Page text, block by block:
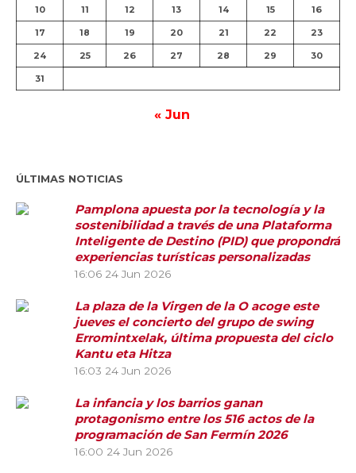
10 11 12 13 14 15 16
17 18 19 20 21 22 23
24 25 26 27 28 29 30
31
« Jun
ÚLTIMAS NOTICIAS
Pamplona apuesta por la tecnología y la
sostenibilidad a través de una Plataforma
Inteligente de Destino (PID) que propondrá
experiencias turísticas personalizadas
16:06 24 Jun 2026
La plaza de la Virgen de la O acoge este
jueves el concierto del grupo de swing
Erromintxelak, última propuesta del ciclo
Kantu eta Hitza
16:03 24 Jun 2026
La infancia y los barrios ganan
protagonismo entre los 516 actos de la
programación de San Fermín 2026
16:00 24 Jun 2026